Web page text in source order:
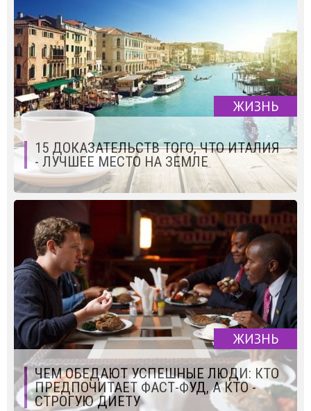
ЖИЗНЬ
15 ДОКАЗАТЕЛЬСТВ ТОГО, ЧТО ИТАЛИЯ
- ЛУЧШЕЕ МЕСТО НА ЗЕМЛЕ
ЖИЗНЬ
ЧЕМ ОБЕДАЮТ УСПЕШНЫЕ ЛЮДИ: КТО
ПРЕДПОЧИТАЕТ ФАСТ-ФУД, А КТО -
СТРОГУЮ ДИЕТУ